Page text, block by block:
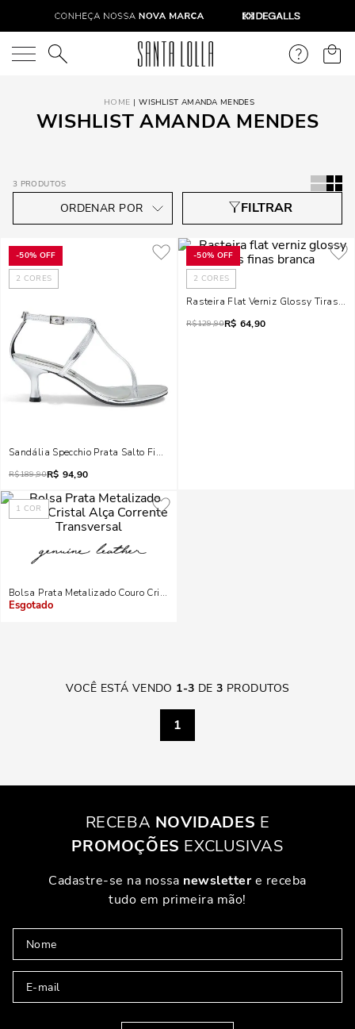
O que você está procurando?
WISHLIST AMANDA MENDES
WISHLIST AMANDA MENDES
3 PRODUTOS
-50% OFF
2 CORES
Sandália Specchio Prata Salto Fino Baixo
R$189,90R$ 94,90
-50% OFF
2 CORES
Rasteira Flat Verniz Glossy Tiras
R$129,90R$ 64,90
1 COR
Bolsa Prata Metalizado Couro Cristal Alça Corrente Transversal
Indisponível
VOCÊ ESTÁ VENDO 1-3 DE3 PRODUTOS
1
RECEBA NOVIDADES E
PROMOÇÕES EXCLUSIVAS
Cadastre-se na nossa newslettere receba
tudo em primeira mão!